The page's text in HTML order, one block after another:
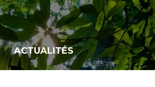
ACTUALITÉS